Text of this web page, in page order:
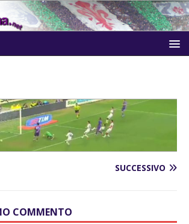
SUCCESSIVO
COMMENTO